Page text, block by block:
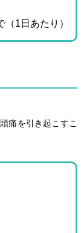
1日あたり）
痛を引き起こすこ